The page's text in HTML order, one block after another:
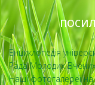
Енциклопедія
Рада Молодих
Наші фотогалереї